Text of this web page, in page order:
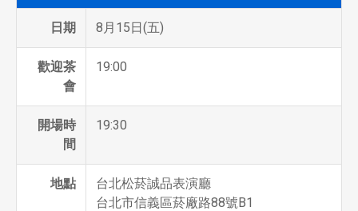
日期 8月15日(五)
歡迎茶
會
19:00
開場時
間
19:30
地點
台北松菸誠品表演廳
台北市信義區菸廠路88號B1